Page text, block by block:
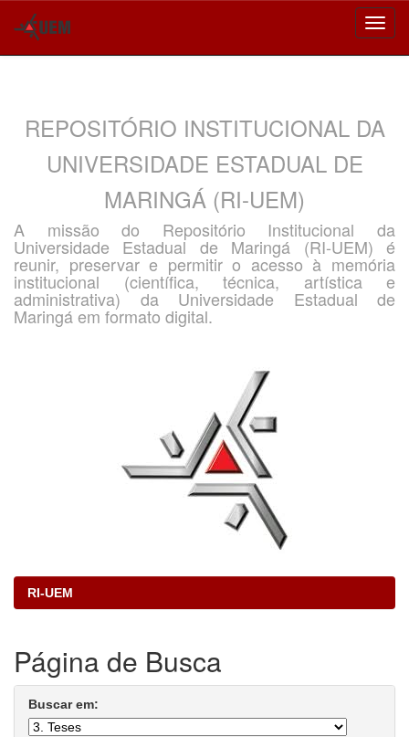
REPOSITÓRIO INSTITUCIONAL DA
UNIVERSIDADE ESTADUAL DE
MARINGÁ (RI-UEM)
A missão do Repositório Institucional da
Universidade Estadual de Maringá (RI-UEM) é
reunir, preservar e permitir o acesso à memória
institucional (científica, técnica, artística e
administrativa) da Universidade Estadual de
Maringá em formato digital.
RI-UEM
Página de Busca
Buscar em: